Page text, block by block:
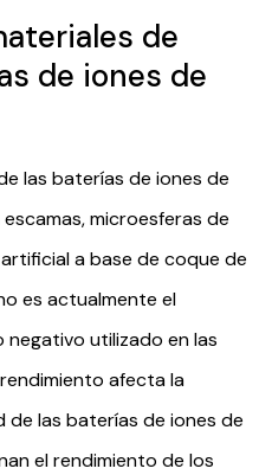
de
de iones de
las baterías de iones de
microesferas de
a base de coque de
es actualmente el
utilizado en las
afecta la
de las baterías de iones de
el rendimiento de los